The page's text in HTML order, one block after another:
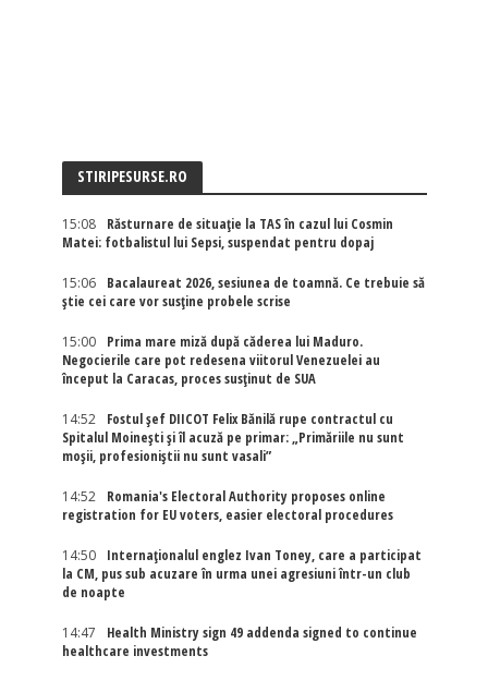
STIRIPESURSE.RO
15:08
Răsturnare de situație la TAS în cazul lui Cosmin
Matei: fotbalistul lui Sepsi, suspendat pentru dopaj
15:06
Bacalaureat 2026, sesiunea de toamnă. Ce trebuie să
știe cei care vor susține probele scrise
15:00
Prima mare miză după căderea lui Maduro.
Negocierile care pot redesena viitorul Venezuelei au
început la Caracas, proces susținut de SUA
14:52
Fostul șef DIICOT Felix Bănilă rupe contractul cu
Spitalul Moinești și îl acuză pe primar: „Primăriile nu sunt
moșii, profesioniștii nu sunt vasali”
14:52
Romania's Electoral Authority proposes online
registration for EU voters, easier electoral procedures
14:50
Internaţionalul englez Ivan Toney, care a participat
la CM, pus sub acuzare în urma unei agresiuni într-un club
de noapte
14:47
Health Ministry sign 49 addenda signed to continue
healthcare investments